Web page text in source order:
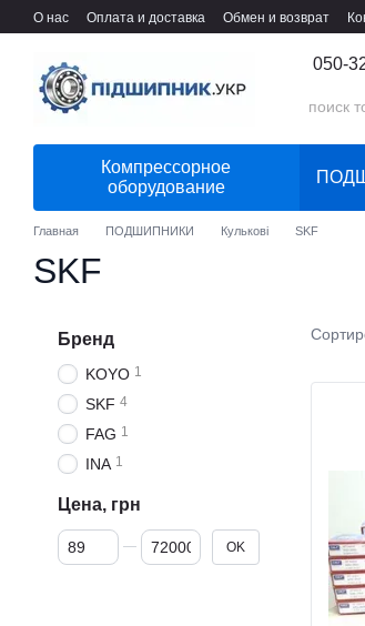
Перейти к основному контенту
О нас Оплата и доставка Обмен и возврат
050-
Компрессорное
оборудование
Главная ПОДШИПНИКИ Кулькові SKF
SKF
Бренд
KOYO 1
SKF 4
FAG 1
INA 1
Цена, грн
От Цена, грн
До Цена, грн OK